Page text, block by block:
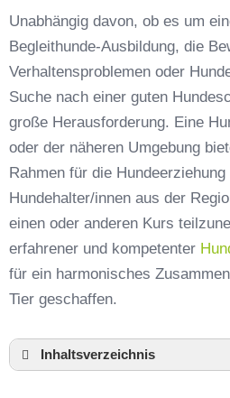
Unabhängig davon, ob es um
Begleithunde-Ausbildung, die
Verhaltensproblemen oder
Suche nach einer guten
große Herausforderung. Eine
oder der näheren Umgebung
Rahmen für die
Hundehalter/innen aus der
einen oder anderen Kurs
erfahrener und kompetenter
für ein harmonisches
Tier geschaffen.
Inhaltsverzeichnis